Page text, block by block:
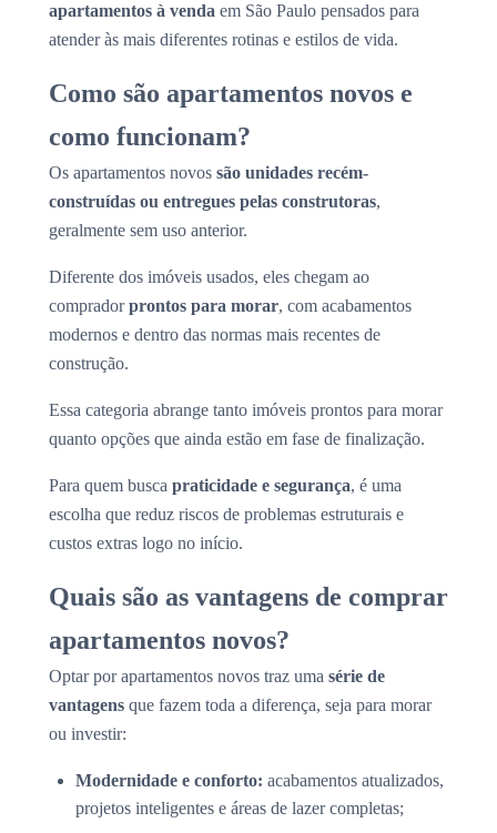
apartamentos à venda em São Paulo pensados para
atender às mais diferentes rotinas e estilos de vida.
Como são apartamentos novos e
como funcionam?
Os apartamentos novos são unidades recém-
construídas ou entregues pelas construtoras,
geralmente sem uso anterior.
Diferente dos imóveis usados, eles chegam ao
compradorprontos para morar, com acabamentos
modernos e dentro das normas mais recentes de
construção.
Essa categoria abrange tanto imóveis prontos para morar
quanto opções que ainda estão em fase de finalização.
Para quem busca praticidade e segurança, é uma
escolha que reduz riscos de problemas estruturais e
custos extras logo no início.
Quais são as vantagens de comprar
apartamentos novos?
Optar por apartamentos novos traz uma série de
vantagens que fazem toda a diferença, seja para morar
ou investir:
Modernidade e conforto: acabamentos atualizados,
projetos inteligentes e áreas de lazer completas;